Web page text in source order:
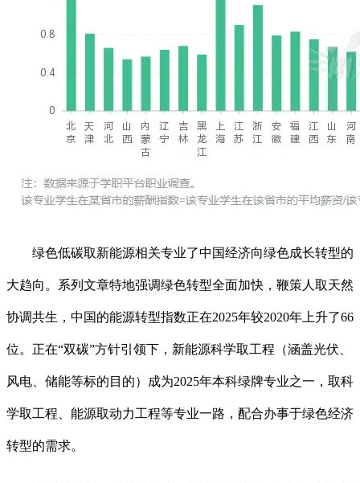
绿色低碳取新能源相关专业了中国经济向绿色成长转型的
大趋向。系列文章特地强调绿色转型全面加快，鞭策人取天然
协调共生，中国的能源转型指数正在2025年较2020年上升了66
位。正在“双碳”方针引领下，新能源科学取工程（涵盖光伏、
风电、储能等标的目的）成为2025年本科绿牌专业之一，取科
学取工程、能源取动力工程等专业一路，配合办事于绿色经济
转型的需求。